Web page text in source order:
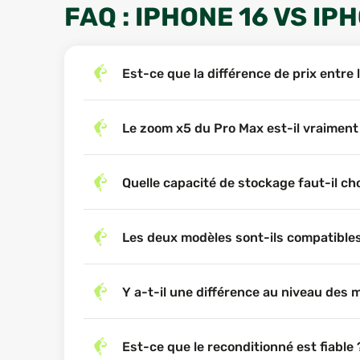
QUELLES
L'IPHONE 16 PRO MAX ?
Même si l’iPhone 16 et l’iPhone 16 Pro Max
d’horizon des principales fonctionnalités, point
iPhone 16 : autonomie solide, taillée pour
navigation, etc.).
iPhone 16 Pro Max
consommateurs de contenu ou ceux qui
FAQ : IPHONE 16 VS
Est-ce que la différence de prix entre
Le zoom x5 du Pro Max est-il
Quelle capacité de stockage faut-il
Les deux modèles sont-ils
Y a-t-il une différence au niveau des
Est-ce que le reconditionné est fiable